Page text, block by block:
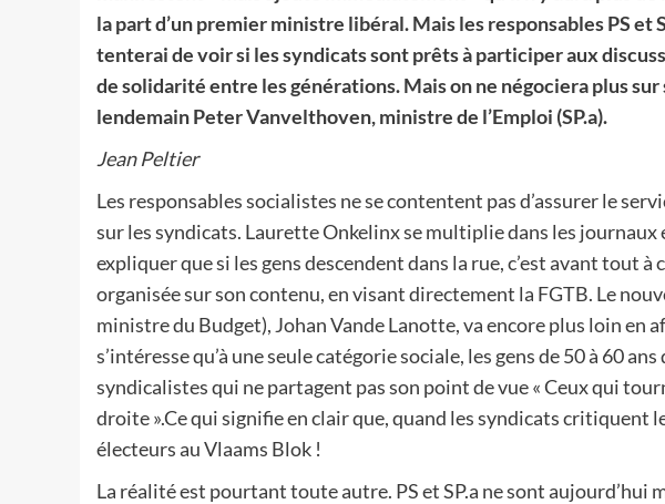
la part d’un premier ministre libéral. Mais les responsables PS et
tenterai de voir si les syndicats sont prêts à participer aux
de solidarité entre les générations. Mais on ne négociera plus sur
lendemain Peter Vanvelthoven, ministre de l’Emploi (SP.a).
Jean Peltier
Les responsables socialistes ne se contentent pas d’assurer le
sur les syndicats. Laurette Onkelinx se multiplie dans les journaux
expliquer que si les gens descendent dans la rue, c’est avant tout à
organisée sur son contenu, en visant directement la FGTB. Le
ministre du Budget), Johan Vande Lanotte, va encore plus loin en
s’intéresse qu’à une seule catégorie sociale, les gens de 50 à 60
syndicalistes qui ne partagent pas son point de vue « Ceux qui
droite ».Ce qui signifie en clair que, quand les syndicats critiquent
électeurs au Vlaams Blok !
La réalité est pourtant toute autre. PS et SP.a ne sont aujourd’hui